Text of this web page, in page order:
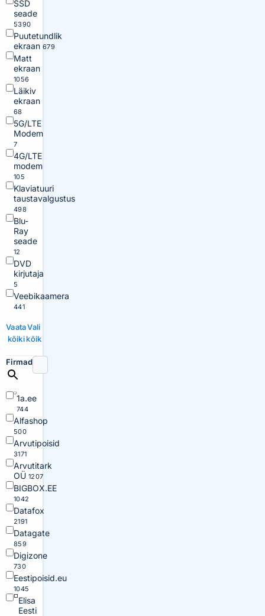
SSD
seade
5390
Puutetundlik
ekraan 679
Matt
ekraan
1056
Läikiv
ekraan
68
5G/LTE
Modem
7
4G/LTE
modem
105
Klaviatuuri
taustavalgustus
498
Blu-
Ray
seade
12
DVD
kirjutaja
5
Veebikaamera
441
Vaata
kõiki
Vali
kõik
Firmad
1a.ee
744
Alfashop
500
Arvutipoisid
3171
Arvutitark
OÜ 1207
BIGBOX.EE
1042
Datafox
2191
Datagate
859
Digizone
730
Eestipoisid.eu
1045
Elisa
Eesti